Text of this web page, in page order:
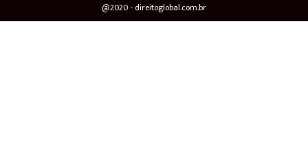
@2020 - direitoglobal.com.br